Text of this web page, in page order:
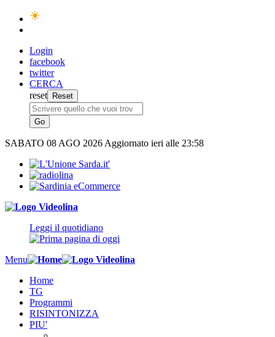
Login
facebook
twitter
CERCA
reset
SABATO 08 AGO 2026 Aggiornato ieri alle 23:58
Leggi il quotidiano
Menu
Home
TG
Programmi
RISINTONIZZA
PIU'